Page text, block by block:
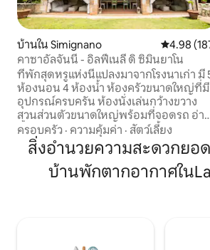
บ้านใน Simignano คะแนนเฉลี่
4.98
คาซาอัลจันนี - อิลฟีเนลี ดิ ซิมินยาโน
ที่พักสุดหรูแห่งนี้แปลงมาจากโรงนาเก่า มี
ห้องนอน 4 ห้องน้ำ ห้องครัวขนาดใหญ่ที่มี
อุปกรณ์ครบครัน ห้องนั่งเล่นกว้างขวาง
สวนส่วนตัวขนาดใหญ่พร้อมที่จอดรถ อ่าง
น้ำร้อน ลานบ้านพร้อมโซฟา เตาบาร์บีคิว
กองไฟ และห้องครัวกลางแจ้ง เหมาะสำห
ผู้ที่กำลังมองหาประสบการณ์ที่ไม่เหมือน
ใคร โดยผสมผสานเสน่ห์แบบชนบทเข้ากับ
ความสะดวกสบายที่ทันสมัย เหมาะสำหรับ
ครอบครัว · ความคุ้มค่า · สัตว์เลี้ยง
สิ่งอำนวยความสะดวกยอ
บ้านพักตากอากาศใน